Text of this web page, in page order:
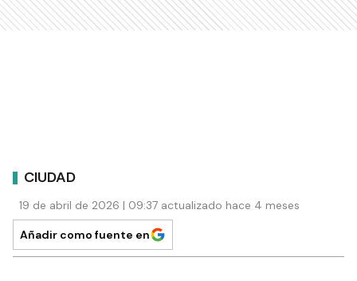
CIUDAD
19 de abril de 2026 | 09:37 actualizado hace 4 meses
Añadir como fuente en